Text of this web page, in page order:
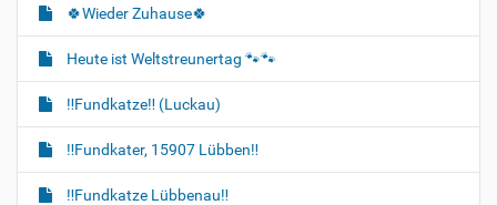
🍀Wieder Zuhause🍀
Heute ist Weltstreunertag 🐾🐾
‼️Fundkatze‼️ (Luckau)
‼️Fundkater, 15907 Lübben‼️
‼️Fundkatze Lübbenau‼️